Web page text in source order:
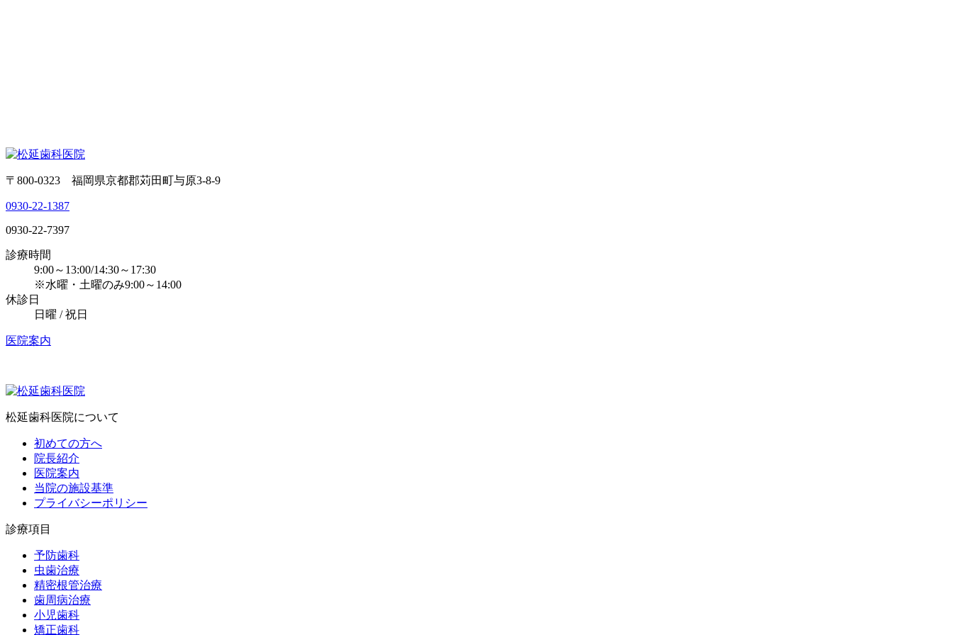
〒800-0323 福岡県京都郡苅田町与原3-8-9
0930-22-1387
0930-22-7397
診療時間
9:00～13:00/14:30～17:30
※水曜・土曜のみ9:00～14:00
休診日
日曜 / 祝日
医院案内
松延歯科医院について
初めての方へ
院長紹介
医院案内
当院の施設基準
プライバシーポリシー
診療項目
予防歯科
虫歯治療
精密根管治療
歯周病治療
小児歯科
矯正歯科